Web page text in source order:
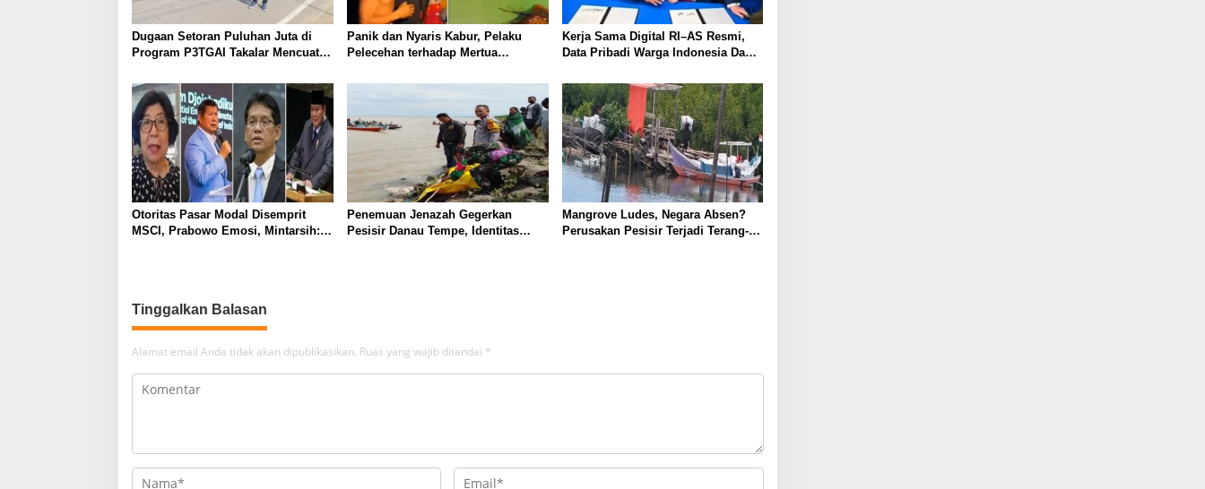
s
Dugaan Setoran Puluhan Juta di
Program P3TGAI Takalar Mencuat,
Panik dan Nyaris Kabur, Pelaku
Pelecehan terhadap Mertua
Kerja Sama Digital RI–AS Resmi,
Data Pribadi Warga Indonesia Dapat
Otoritas Pasar Modal Disemprit
MSCI, Prabowo Emosi, Mintarsih:
Penemuan Jenazah Gegerkan
Pesisir Danau Tempe, Identitas
Mangrove Ludes, Negara Absen?
Perusakan Pesisir Terjadi Terang-
Tinggalkan Balasan
Alamat email Anda tidak akan dipublikasikan. Ruas yang wajib ditandai *